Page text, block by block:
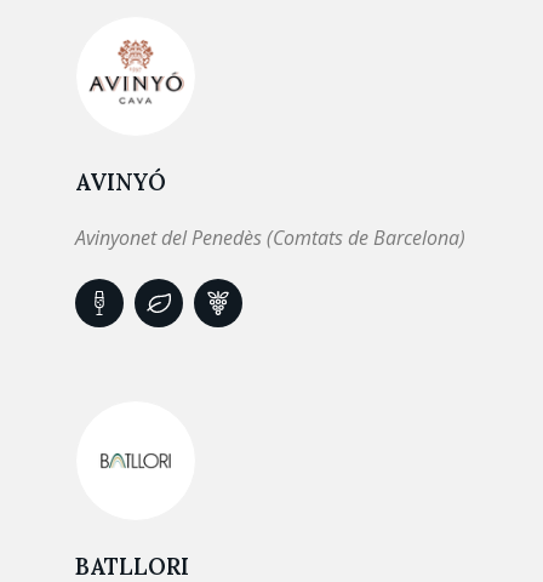
AVINYÓ
Avinyonet del Penedès (Comtats de Barcelona)
BATLLORI